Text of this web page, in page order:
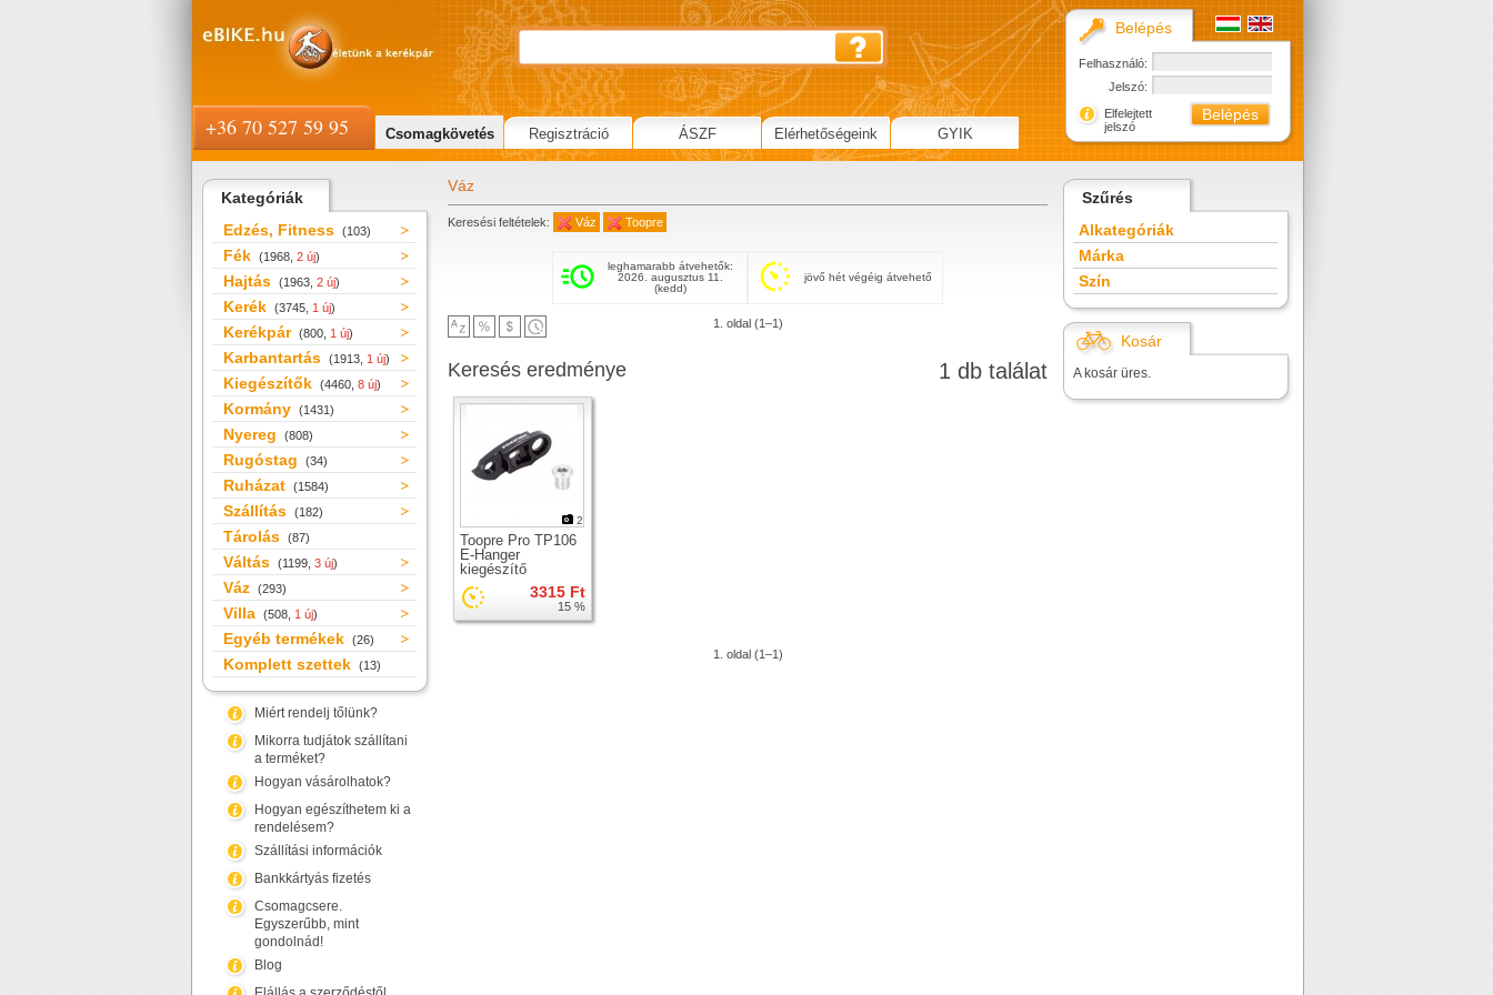
Kategóriák
Edzés, Fitness (103)
Fék (1968, 2 új)
Hajtás (1963, 2 új)
Kerék (3745, 1 új)
Kerékpár (800, 1 új)
Karbantartás (1913, 1 új)
Kiegészítők (4460, 8 új)
Kormány (1431)
Nyereg (808)
Rugóstag (34)
Ruházat (1584)
Szállítás (182)
Tárolás (87)
Váltás (1199, 3 új)
Váz (293)
Villa (508, 1 új)
Egyéb termékek (26)
Komplett szettek (13)
Miért rendelj tőlünk?
Mikorra tudjátok szállítani
a terméket?
Hogyan vásárolhatok?
Hogyan egészíthetem ki a
rendelésem?
Szállítási információk
Bankkártyás fizetés
Csomagcsere.
Egyszerűbb, mint
gondolnád!
Blog
Váz
Keresési feltételek: Váz Toopre
leghamarabb átvehetők:
2026. augusztus 11.
(kedd)
jövő hét végéig átvehető
1. oldal (1–1)
1 db találat
Keresés eredménye
2
Toopre Pro TP106
E-Hanger
kiegészítő
váltótartó fül
hosszabbító3315 Ft
15 %
1. oldal (1–1)
Szűrés
Alkategóriák
Márka
Szín
Kosár
A kosár üres.
Belépés
Felhasználó:
Jelszó:
Elfelejtett
jelszó
+36 70 527 59 95 Csomagkövetés Regisztráció ÁSZF Elérhetőségeink GYIK